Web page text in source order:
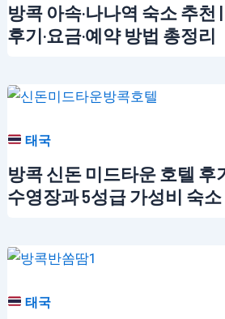
방콕 아속·나나역 숙소 추천
후기·요금·예약 방법 총정리
태국
방콕 신돈 미드타운 호텔 후
수영장과 5성급 가성비 숙소
태국